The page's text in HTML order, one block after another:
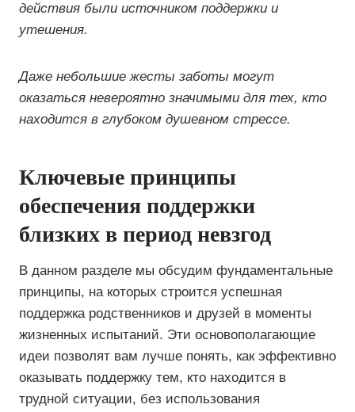
действия были источником поддержки и
утешения.
Даже небольшие жесты заботы могут
оказаться невероятно значимыми для тех, кто
находится в глубоком душевном стрессе.
Ключевые принципы
обеспечения поддержки
близких в период невзгод
В данном разделе мы обсудим фундаментальные
принципы, на которых строится успешная
поддержка родственников и друзей в моменты
жизненных испытаний. Эти основополагающие
идеи позволят вам лучше понять, как эффективно
оказывать поддержку тем, кто находится в
трудной ситуации, без использования